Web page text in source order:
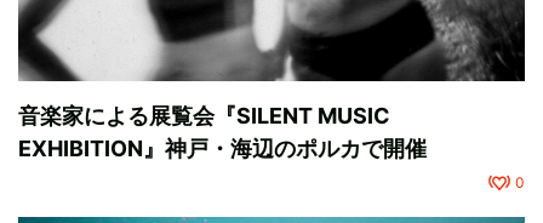
音楽家による展覧会『SILENT MUSIC
EXHIBITION』神戸・海辺のポルカで開催
0